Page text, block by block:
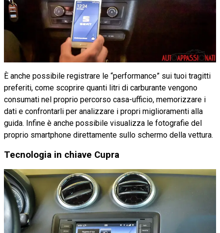
È anche possibile registrare le “performance” sui tuoi tragitti
preferiti, come scoprire quanti litri di carburante vengono
consumati nel proprio percorso casa-ufficio, memorizzare i
dati e confrontarli per analizzare i propri miglioramenti alla
guida. Infine è anche possibile visualizza le fotografie del
proprio smartphone direttamente sullo schermo della vettura.
Tecnologia in chiave Cupra